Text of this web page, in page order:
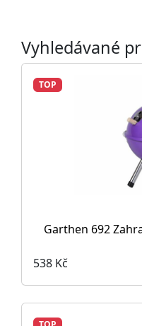
Vyhledávané
TOP
Garthen 692
538 Kč